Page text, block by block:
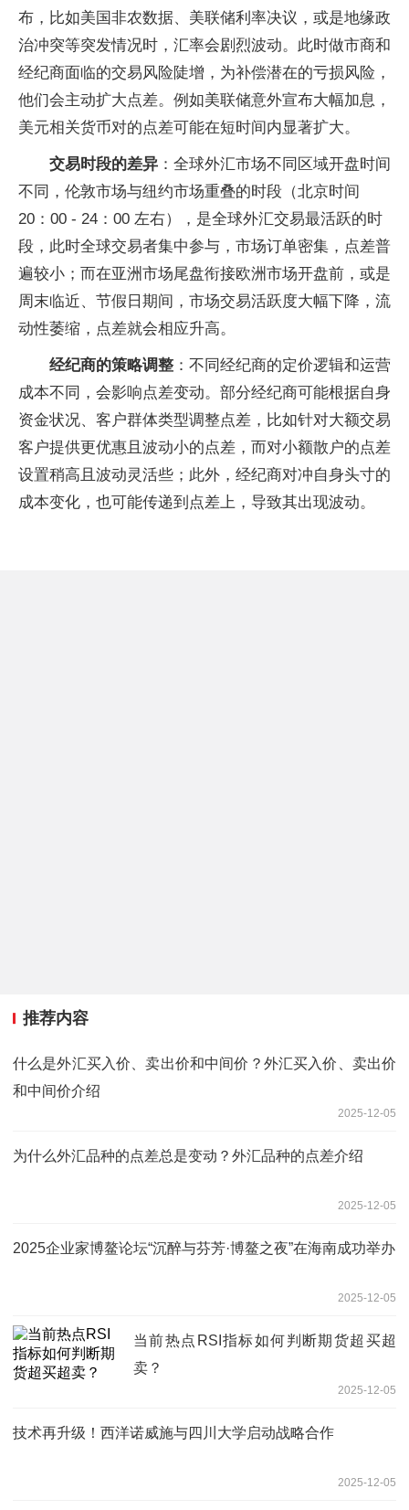
布，比如美国非农数据、美联储利率决议，或是地缘政
治冲突等突发情况时，汇率会剧烈波动。此时做市商和
经纪商面临的交易风险陡增，为补偿潜在的亏损风险，
他们会主动扩大点差。例如美联储意外宣布大幅加息，
美元相关货币对的点差可能在短时间内显著扩大。
交易时段的差异 ：全球外汇市场不同区域开盘时间
不同，伦敦市场与纽约市场重叠的时段（北京时间
20：00 - 24：00 左右），是全球外汇交易最活跃的时
段，此时全球交易者集中参与，市场订单密集，点差普
遍较小；而在亚洲市场尾盘衔接欧洲市场开盘前，或是
周末临近、节假日期间，市场交易活跃度大幅下降，流
动性萎缩，点差就会相应升高。
经纪商的策略调整 ：不同经纪商的定价逻辑和运营
成本不同，会影响点差变动。部分经纪商可能根据自身
资金状况、客户群体类型调整点差，比如针对大额交易
客户提供更优惠且波动小的点差，而对小额散户的点差
设置稍高且波动灵活些；此外，经纪商对冲自身头寸的
成本变化，也可能传递到点差上，导致其出现波动。
推荐内容
什么是外汇买入价、卖出价和中间价？外汇买入价、卖出价
和中间价介绍
2025-12-05
为什么外汇品种的点差总是变动？外汇品种的点差介绍
2025-12-05
2025企业家博鳌论坛“沉醉与芬芳·博鳌之夜”在海南成功举办
2025-12-05
当前热点RSI指标如何判断期货超买超
卖？
2025-12-05
技术再升级！西洋诺威施与四川大学启动战略合作
2025-12-05